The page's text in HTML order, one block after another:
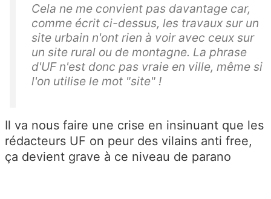
Cela ne me convient pas davantage car,
comme écrit ci-dessus, les travaux sur un
site urbain n'ont rien à voir avec ceux sur
un site rural ou de montagne. La phrase
d'UF n'est donc pas vraie en ville, même si
l'on utilise le mot "site" !
Il va nous faire une crise en insinuant que les
rédacteurs UF on peur des vilains anti free,
ça devient grave à ce niveau de parano